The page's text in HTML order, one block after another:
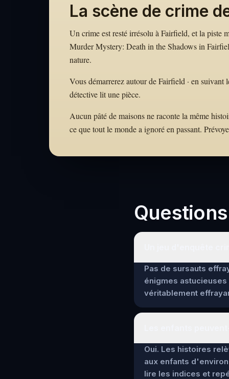
La scène de crime
Un crime est resté irrésolu à Fairfield, et la piste
Murder Mystery: Death in the Shadows in
nature.
Vous démarrerez autour de Fairfield · en
détective lit une pièce.
Aucun pâté de maisons ne raconte la même
ce que tout le monde a ignoré en passant.
Pas de sursauts
énigmes
véritablement
Oui. Les histoires
aux enfants
lire les indices et